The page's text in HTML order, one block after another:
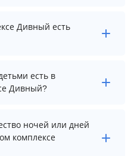
2. А именно: крытый
Дивный есть
Дивный есть парковка,
бронированием у
есть в
Дивный?
комплексе Дивный
игровая комната и
есть детский
ночей или дней
комплексе